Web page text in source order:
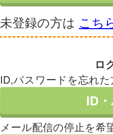
未登録の方は こち
ロ
ID,パスワードを忘れた
ID
メール配信の停止を希